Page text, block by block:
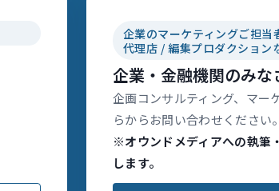
企業のマーケティングご担
代理店 / 編集プロダクション
企業・金融機関のみな
企画コンサルティング、マー
らからお問い合わせください。
※オウンドメディアへの執筆
します。